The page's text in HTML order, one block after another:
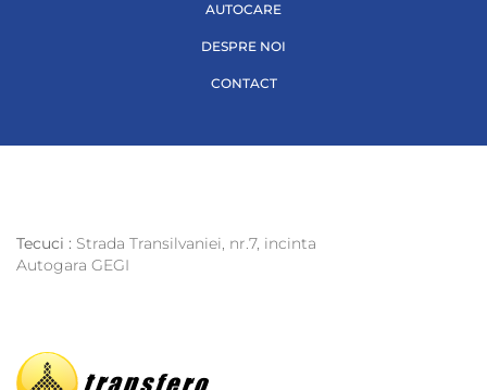
AUTOCARE
DESPRE NOI
CONTACT
Tecuci : Strada Transilvaniei, nr.7, incinta
Autogara GEGI